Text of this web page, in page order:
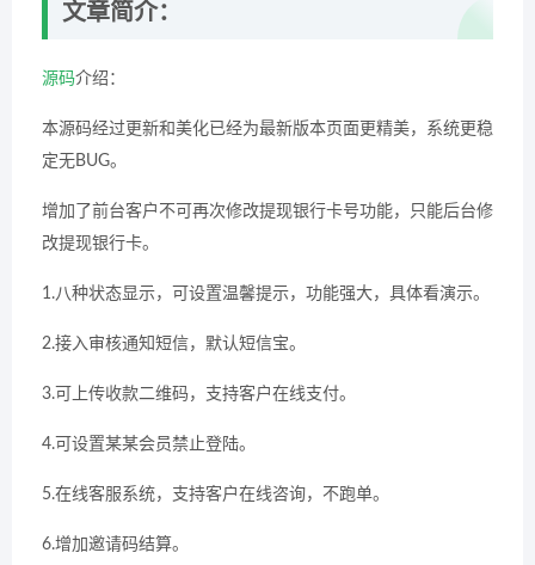
文章简介：
源码介绍：
本源码经过更新和美化已经为最新版本页面更精美，系统更稳
定无BUG。
增加了前台客户不可再次修改提现银行卡号功能，只能后台修
改提现银行卡。
1.八种状态显示，可设置温馨提示，功能强大，具体看演示。
2.接入审核通知短信，默认短信宝。
3.可上传收款二维码，支持客户在线支付。
4.可设置某某会员禁止登陆。
5.在线客服系统，支持客户在线咨询，不跑单。
6.增加邀请码结算。